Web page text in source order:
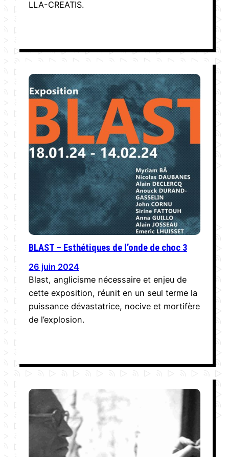
LLA-CREATIS.
BLAST – Esthétiques de l’onde de choc 3
26 juin 2024
Blast, anglicisme nécessaire et enjeu de
cette exposition, réunit en un seul terme la
puissance dévastatrice, nocive et mortifère
de l’explosion.